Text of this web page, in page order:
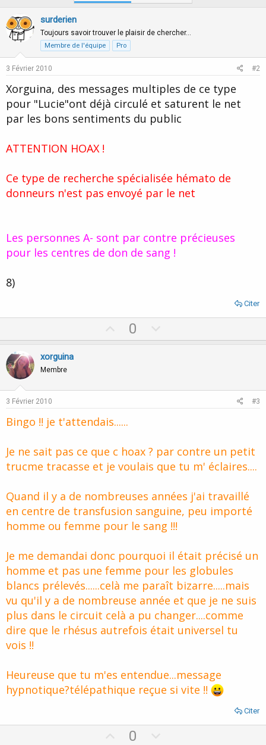
surderien
Toujours savoir trouver le plaisir de chercher…
Membre de l'équipe Pro
3 Février 2010 #2
Xorguina, des messages multiples de ce type
pour "Lucie"ont déjà circulé et saturent le net
par les bons sentiments du public
ATTENTION HOAX !
Ce type de recherche spécialisée hémato de
donneurs n'est pas envoyé par le net
Les personnes A- sont par contre précieuses
pour les centres de don de sang !
8)
Citer
p
0
o
xorguina
Membre
3 Février 2010 #3
Bingo !! je t'attendais......
Je ne sait pas ce que c hoax ? par contre un petit
trucme tracasse et je voulais que tu m' éclaires....
Quand il y a de nombreuses années j'ai travaillé
en centre de transfusion sanguine, peu importé
homme ou femme pour le sang !!!
Je me demandai donc pourquoi il était précisé un
homme et pas une femme pour les globules
blancs prélevés......celà me paraît bizarre.....mais
vu qu'il y a de nombreuse année et que je ne suis
plus dans le circuit celà a pu changer....comme
dire que le rhésus autrefois était universel tu
vois !!
Heureuse que tu m'es entendue...message
hypnotique?télépathique reçue si vite !!
Citer
0